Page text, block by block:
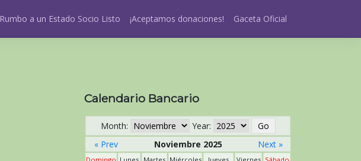
Rumbo a un Estado Socio Listo ¡Aceptamos donaciones! Gaceta Oficial
Calendario Bancario
Month:
Year:
« Prev
Noviembre 2025 Next »